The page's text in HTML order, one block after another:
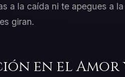
a la caída ni te apegues a
giran.
en el Amor